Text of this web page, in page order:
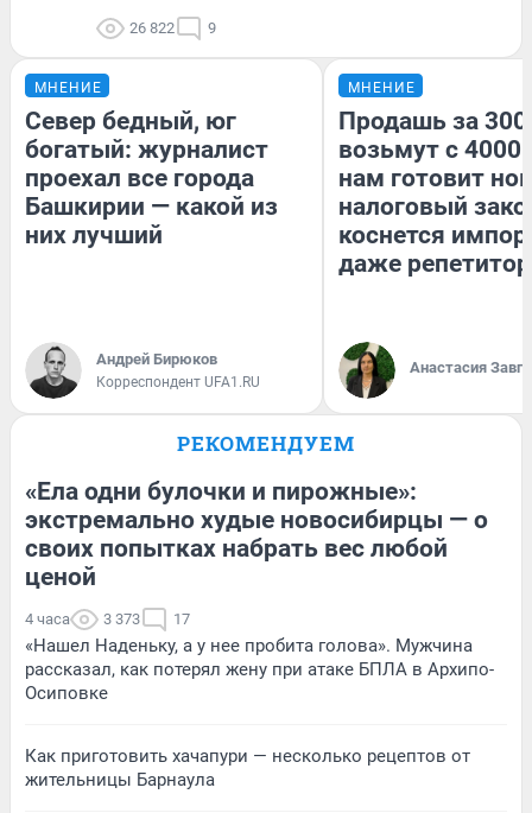
26 822 9
МНЕНИЕ
Север бедный, юг
богатый: журналист
проехал все города
Башкирии — какой из
них лучший
Андрей Бирюков
Корреспондент UFA1.RU
МНЕНИЕ
Продашь за
возьмут с
нам готовит
налоговый
коснется
даже
Анастасия
РЕКОМЕНДУЕМ
«Ела одни булочки и пирожные»:
экстремально худые новосибирцы — о
своих попытках набрать вес любой
ценой
4 часа 3 373 17
«Нашел Наденьку, а у нее пробита голова». Мужчина
рассказал, как потерял жену при атаке БПЛА в Архипо-
Осиповке
Как приготовить хачапури — несколько рецептов от
жительницы Барнаула